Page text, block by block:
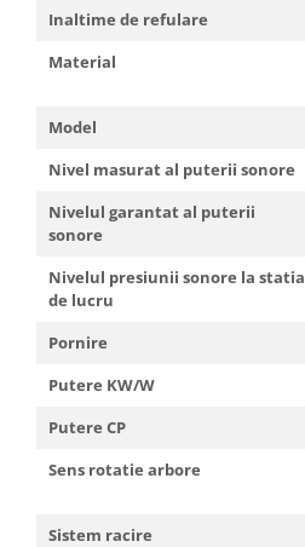
Inaltime de refulare
Material
Model
Nivel masurat al puterii sonore
Nivelul garantat al puterii
sonore
Nivelul presiunii sonore la statia
de lucru
Pornire
Putere KW/W
Putere CP
Sens rotatie arbore
Sistem racire